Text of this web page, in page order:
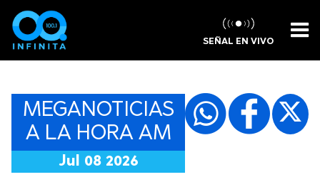
SEÑAL EN VIVO
MEGANOTICIAS
A LA HORA AM
Jul 08 2026